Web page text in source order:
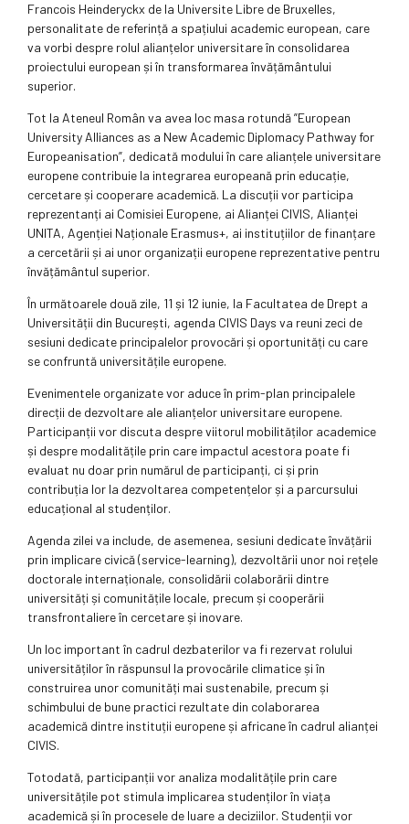
Francois Heinderyckx de la Universite Libre de Bruxelles,
personalitate de referință a spațiului academic european, care
va vorbi despre rolul alianțelor universitare în consolidarea
proiectului european și în transformarea învățământului
superior.
Tot la Ateneul Român va avea loc masa rotundă ”European
University Alliances as a New Academic Diplomacy Pathway for
Europeanisation”, dedicată modului în care alianțele universitare
europene contribuie la integrarea europeană prin educație,
cercetare și cooperare academică. La discuții vor participa
reprezentanți ai Comisiei Europene, ai Alianței CIVIS, Alianței
UNITA, Agenției Naționale Erasmus+, ai instituțiilor de finanțare
a cercetării și ai unor organizații europene reprezentative pentru
învățământul superior.
În următoarele două zile, 11 și 12 iunie, la Facultatea de Drept a
Universității din București, agenda CIVIS Days va reuni zeci de
sesiuni dedicate principalelor provocări și oportunități cu care
se confruntă universitățile europene.
Evenimentele organizate vor aduce în prim-plan principalele
direcții de dezvoltare ale alianțelor universitare europene.
Participanții vor discuta despre viitorul mobilităților academice
și despre modalitățile prin care impactul acestora poate fi
evaluat nu doar prin numărul de participanți, ci și prin
contribuția lor la dezvoltarea competențelor și a parcursului
educațional al studenților.
Agenda zilei va include, de asemenea, sesiuni dedicate învățării
prin implicare civică (service-learning), dezvoltării unor noi rețele
doctorale internaționale, consolidării colaborării dintre
universități și comunitățile locale, precum și cooperării
transfrontaliere în cercetare și inovare.
Un loc important în cadrul dezbaterilor va fi rezervat rolului
universităților în răspunsul la provocările climatice și în
construirea unor comunități mai sustenabile, precum și
schimbului de bune practici rezultate din colaborarea
academică dintre instituții europene și africane în cadrul alianței
CIVIS.
Totodată, participanții vor analiza modalitățile prin care
universitățile pot stimula implicarea studenților în viața
academică și în procesele de luare a deciziilor. Studenții vor